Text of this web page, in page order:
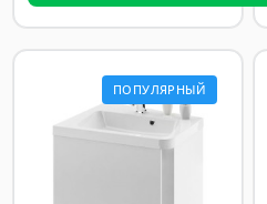
ПОПУЛЯРНЫЙ